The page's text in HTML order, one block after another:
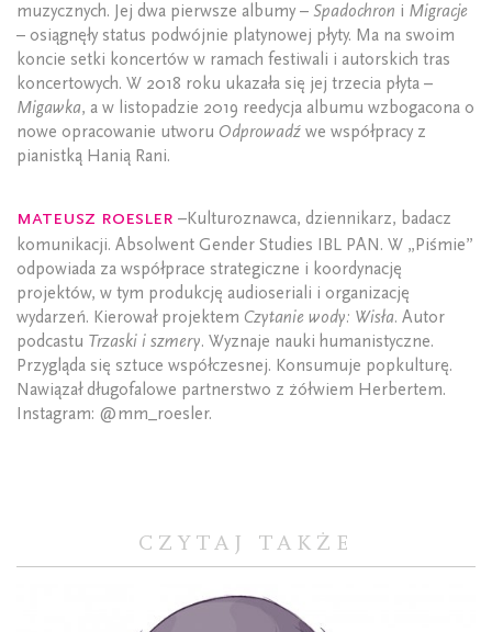
muzycznych. Jej dwa pierwsze albumy – Spadochron i Migracje
– osiągnęły status podwójnie platynowej płyty. Ma na swoim
koncie setki koncertów w ramach festiwali i autorskich tras
koncertowych. W 2018 roku ukazała się jej trzecia płyta –
Migawka, a w listopadzie 2019 reedycja albumu wzbogacona o
nowe opracowanie utworu Odprowadź we współpracy z
pianistką Hanią Rani.
Mateusz Roesler –Kulturoznawca, dziennikarz, badacz
komunikacji. Absolwent Gender Studies IBL PAN. W „Piśmie”
odpowiada za współprace strategiczne i koordynację
projektów, w tym produkcję audioseriali i organizację
wydarzeń. Kierował projektem Czytanie wody: Wisła. Autor
podcastu Trzaski i szmery. Wyznaje nauki humanistyczne.
Przygląda się sztuce współczesnej. Konsumuje popkulturę.
Nawiązał długofalowe partnerstwo z żółwiem Herbertem.
Instagram: @mm_roesler.
CZYTAJ TAKŻE